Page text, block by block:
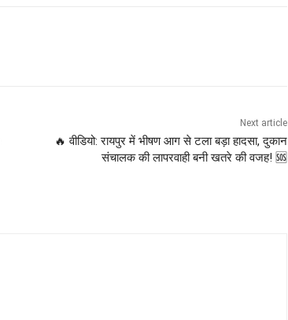
Next article
🔥 वीडियो: रायपुर में भीषण आग से टला बड़ा हादसा, दुकान
संचालक की लापरवाही बनी खतरे की वजह! 🆘